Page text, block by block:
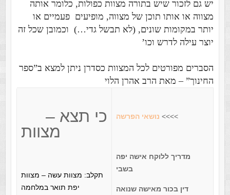
יש גם לזכור שיש בתורה מצוות כפולות, כלומר אותה
מצווה או אותו תוכן של מצווה, מופיעים פעמיים או
יותר במקומות שונים, (לא תבשל גדי…) וכמובן שכל זה
יוצר עילה לדרש וכו’
הסברים מפורטים לכל המצוות כסדרן ניתן למצא ב”ספר
החינוך” – מאת הרב אהרן הלוי
>>>> נושאי הפרשה
מדריך ללוקח אישה יפה
בשבי
דין בכור מאישה שנואה
כי תצא –
מצוות
תקלב: מצוות עשה – מצוות
יפת תואר במלחמה